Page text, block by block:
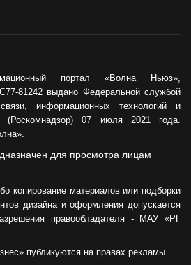
портал «Волна Ньюз»,
81242 выдано Федеральной службой
информационных технологий и
(Роскомнадзор) 07 июля 2021 года.
для просмотра лицам
копирование материалов или подборки
дизайна и оформления допускается
правообладателя - МАУ «РГ
публикуются на правах рекламы.